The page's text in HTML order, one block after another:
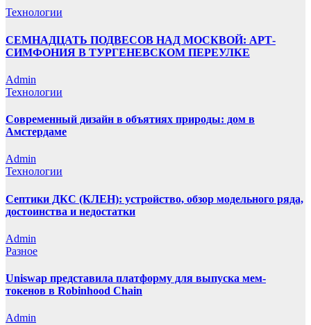
Технологии
СЕМНАДЦАТЬ ПОДВЕСОВ НАД МОСКВОЙ: АРТ-
СИМФОНИЯ В ТУРГЕНЕВСКОМ ПЕРЕУЛКЕ
Admin
Технологии
Современный дизайн в объятиях природы: дом в
Амстердаме
Admin
Технологии
Септики ДКС (КЛЕН): устройство, обзор модельного ряда,
достоинства и недостатки
Admin
Разное
Uniswap представила платформу для выпуска мем-
токенов в Robinhood Chain
Admin